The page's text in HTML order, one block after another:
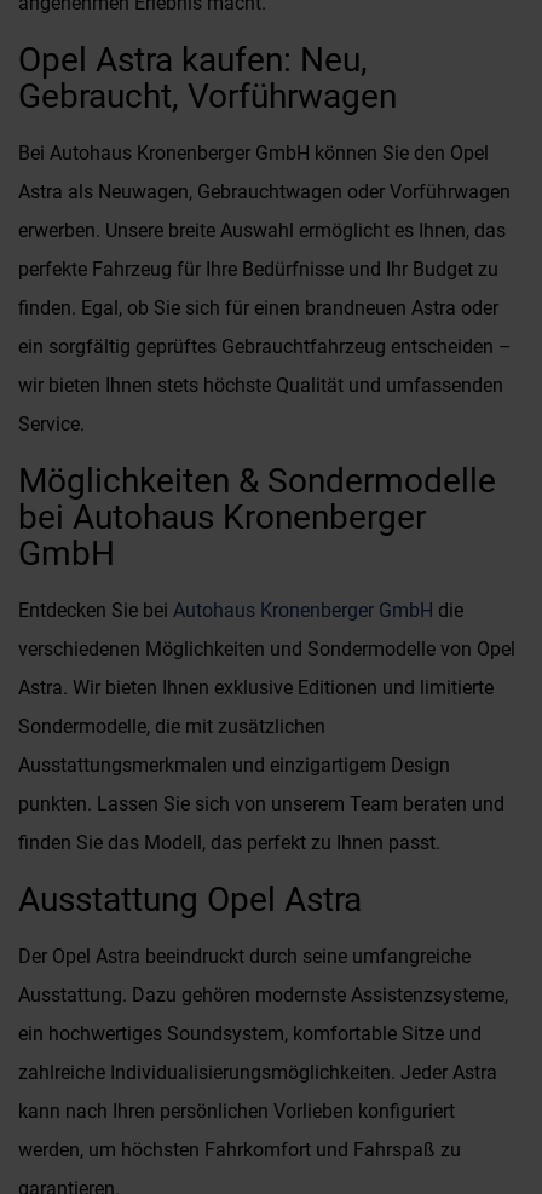
Opel Astra kaufen: Neu,
Gebraucht, Vorführwagen
Bei Autohaus Kronenberger GmbH können Sie den Opel
Astra als Neuwagen, Gebrauchtwagen oder Vorführwagen
erwerben. Unsere breite Auswahl ermöglicht es Ihnen, das
perfekte Fahrzeug für Ihre Bedürfnisse und Ihr Budget zu
finden. Egal, ob Sie sich für einen brandneuen Astra oder
ein sorgfältig geprüftes Gebrauchtfahrzeug entscheiden –
wir bieten Ihnen stets höchste Qualität und umfassenden
Service.
Möglichkeiten & Sondermodelle
bei Autohaus Kronenberger
GmbH
Entdecken Sie bei Autohaus Kronenberger GmbH die
verschiedenen Möglichkeiten und Sondermodelle von Opel
Astra. Wir bieten Ihnen exklusive Editionen und limitierte
Sondermodelle, die mit zusätzlichen
Ausstattungsmerkmalen und einzigartigem Design
punkten. Lassen Sie sich von unserem Team beraten und
finden Sie das Modell, das perfekt zu Ihnen passt.
Ausstattung Opel Astra
Der Opel Astra beeindruckt durch seine umfangreiche
Ausstattung. Dazu gehören modernste Assistenzsysteme,
ein hochwertiges Soundsystem, komfortable Sitze und
zahlreiche Individualisierungsmöglichkeiten. Jeder Astra
kann nach Ihren persönlichen Vorlieben konfiguriert
werden, um höchsten Fahrkomfort und Fahrspaß zu
garantieren.